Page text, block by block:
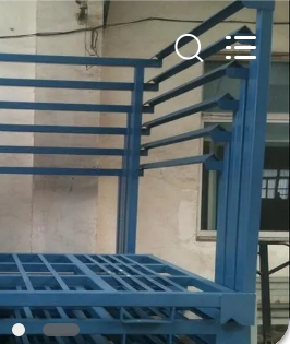
المنزل
منتجات
معلومات
عنا
KN
Ltd..